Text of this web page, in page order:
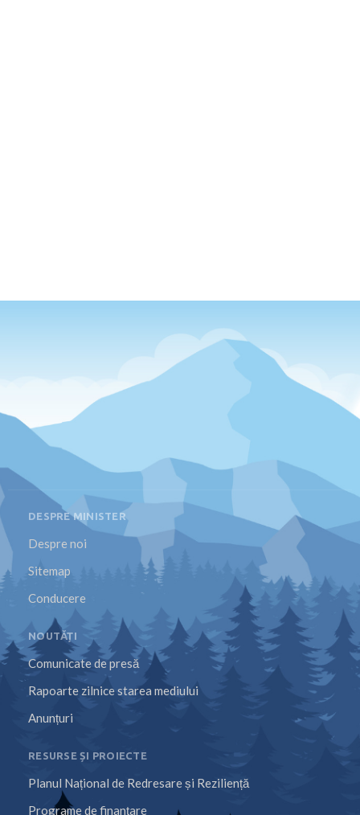
DESPRE MINISTER
Despre noi
Sitemap
Conducere
NOUTĂȚI
Comunicate de presă
Rapoarte zilnice starea mediului
Anunțuri
RESURSE ȘI PROIECTE
Planul Național de Redresare și Reziliență
Programe de finanțare